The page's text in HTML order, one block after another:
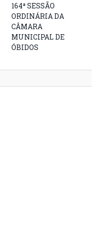
164ª SESSÃO
ORDINÁRIA DA
CÂMARA
MUNICIPAL DE
ÓBIDOS